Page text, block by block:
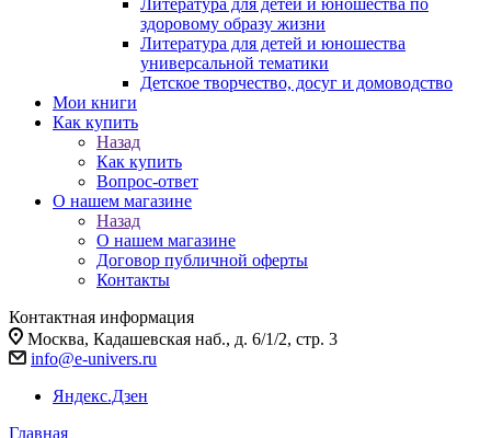
Литература для детей и юношества по
здоровому образу жизни
Литература для детей и юношества
универсальной тематики
Детское творчество, досуг и домоводство
Мои книги
Как купить
Назад
Как купить
Вопрос-ответ
О нашем магазине
Назад
О нашем магазине
Договор публичной оферты
Контакты
Контактная информация
Москва, Кадашевская наб., д. 6/1/2, стр. 3
info@e-univers.ru
Яндекс.Дзен
Главная